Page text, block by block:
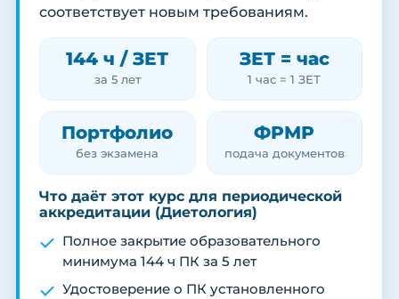
соответствует новым требованиям.
144 ч / ЗЕТ
за 5 лет
ЗЕТ = час
1 час = 1 ЗЕТ
Портфолио
без экзамена
ФРМР
подача документов
Что даёт этот курс для периодической
аккредитации (Диетология)
Полное закрытие образовательного
минимума 144 ч ПК за 5 лет
Удостоверение о ПК установленного